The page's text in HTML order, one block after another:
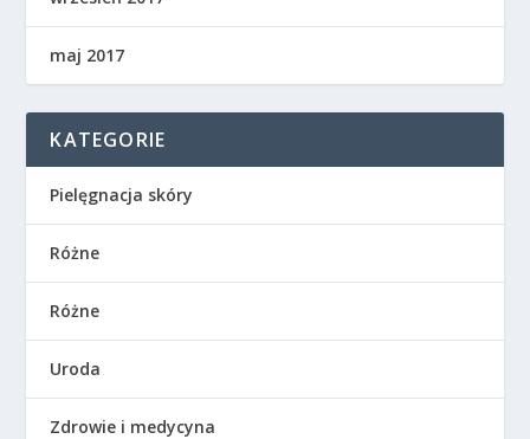
maj 2017
KATEGORIE
Pielęgnacja skóry
Różne
Różne
Uroda
Zdrowie i medycyna